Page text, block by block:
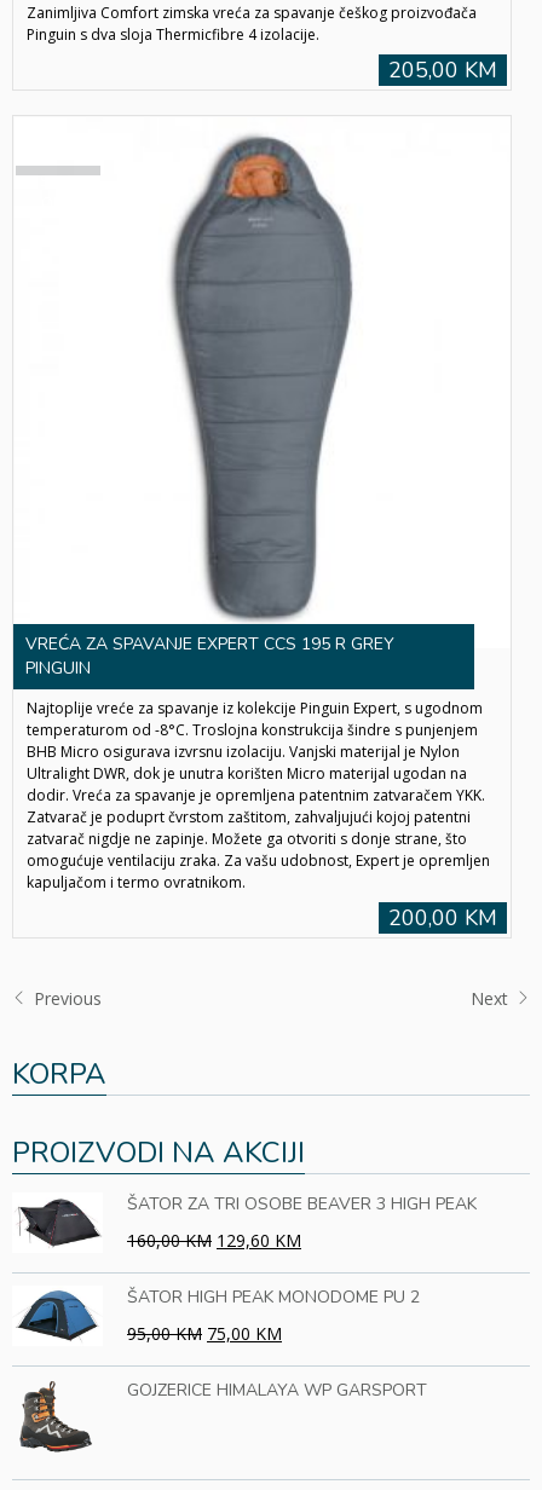
Zanimljiva Comfort zimska vreća za spavanje češkog proizvođača
Pinguin s dva sloja Thermicfibre 4 izolacije.
205,00 KM
SOLD
VREĆA ZA SPAVANJE EXPERT CCS 195 R GREY
PINGUIN
Najtoplije vreće za spavanje iz kolekcije Pinguin Expert, s ugodnom
temperaturom od -8°C. Troslojna konstrukcija šindre s punjenjem
BHB Micro osigurava izvrsnu izolaciju. Vanjski materijal je Nylon
Ultralight DWR, dok je unutra korišten Micro materijal ugodan na
dodir. Vreća za spavanje je opremljena patentnim zatvaračem YKK.
Zatvarač je poduprt čvrstom zaštitom, zahvaljujući kojoj patentni
zatvarač nigdje ne zapinje. Možete ga otvoriti s donje strane, što
omogućuje ventilaciju zraka. Za vašu udobnost, Expert je opremljen
kapuljačom i termo ovratnikom.
200,00 KM
Previous Next
KORPA
PROIZVODI NA AKCIJI
ŠATOR ZA TRI OSOBE BEAVER 3 HIGH PEAK
160,00 KM 129,60 KM
ŠATOR HIGH PEAK MONODOME PU 2
95,00 KM 75,00 KM
GOJZERICE HIMALAYA WP GARSPORT